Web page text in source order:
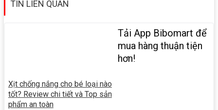
TIN LIÊN QUAN
Xịt chống nắng cho bé loại nào
tốt? Review chi tiết và Top sản
phẩm an toàn
Tải App Bibomart để
mua hàng thuận tiện
hơn!